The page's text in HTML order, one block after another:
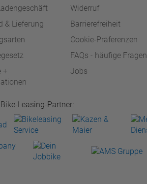
& Lieferung
+
Widerruf
Barrierefreiheit
Cookie-Präferenzen
FAQs - häufige Fragen
Jobs
Leasing-Partner: